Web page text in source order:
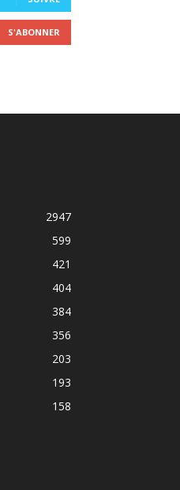
S'ABONNER
2947
599
421
404
384
356
203
193
158